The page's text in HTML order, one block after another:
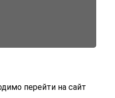
перейти на сайт